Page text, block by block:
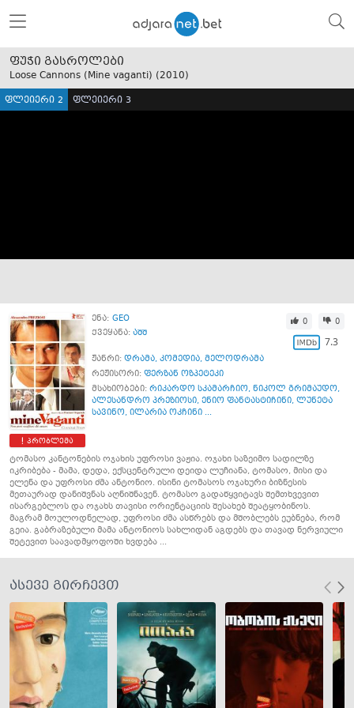
ფუჭი გასროლები
Loose Cannons (Mine vaganti) (2010)
ფლეიერი 2 ფლეიერი 3
პრობლემა
ენა: GEO
ქვეყანა: აშშ
0 0
7.3
ჟანრი: დრამა, კომედია, მელოდრამა
რეჟისორი: ფერზან ოზპეტეკი
მსახიობები: რიკარდო სკამარჩიო, ნიკოლ გრიმაუდო,
ალესანდრო პრეზიოსი, ენიო ფანტასტიჩინი, ლუნეტა
სავინო, ილარია ოკჩინი ...
ტომასო კანტონების ოჯახის უფროსი ვაჟია. ოჯახი საზეიმო სადილზე
იკრიბება - მამა, დედა, ექსცენტრული დეიდა ლუჩიანა, ტომასო, მისი და
ელენა და უფროსი ძმა ანტონიო. ისინი ტომასოს ოჯახური ბიზნესის
მეთაურად დანიშვნას აღნიშნავენ. ტომასო გადაწყვიტავს შემთხვევით
ისარგებლოს და ოჯახს თავისი ორიენტაციის შესახებ შეატყობინოს.
მაგრამ მოულოდნელად, უფროსი ძმა ასწრებს და მშობლებს ეუბნება, რომ
გეია. გაბრაზებული მამა ანტონიოს სახლიდან აგდებს და თავად ნერვიული
შეტევით საავადმყოფოში ხვდება ...
ასევე გირჩევთ